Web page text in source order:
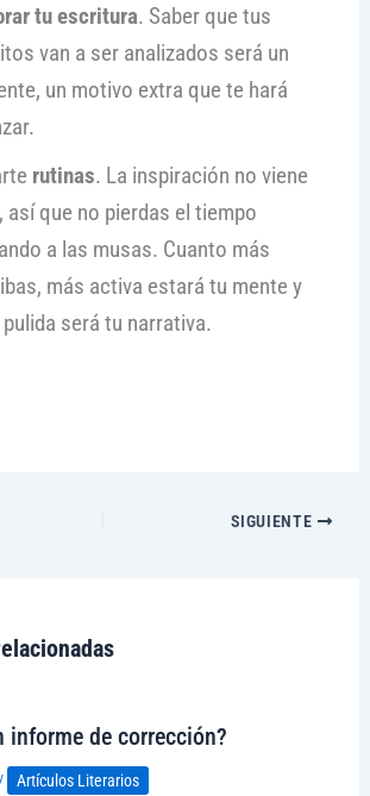
tu escritura. Saber que tus
van a ser analizados será un
un motivo extra que te hará
rutinas. La inspiración no viene
así que no pierdas el tiempo
a las musas. Cuanto más
más activa estará tu mente y
será tu narrativa.
SIGUIENTE
informe de corrección?
/ Artículos Literarios